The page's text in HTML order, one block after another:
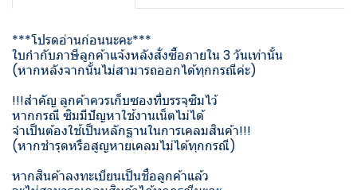
***โปรดอ่านก่อนนะคะ***
ใบกำกับภาษีลูกค้าแจ้งหลังสั่งซื้อภายใน 3 วันเท่านั้น
(หากหลังจากนั้นไม่สามารถออกได้ทุกกรณีค่ะ)
!!!สำคัญ ลูกค้าควรเก็บซองที่บรรจุซิมไว้
หากกรณี ซิมมีปัญหาใช้งานเน็ตไม่ได้
จำเป็นต้องใช้เป็นหลักฐานในการเคลมสินค้า!!!
(หากชำรุดหรือสูญหายเคลมไม่ได้ทุกกรณี)
หากสินค้าลงทะเบียนเป็นชื่อลูกค้าแล้ว